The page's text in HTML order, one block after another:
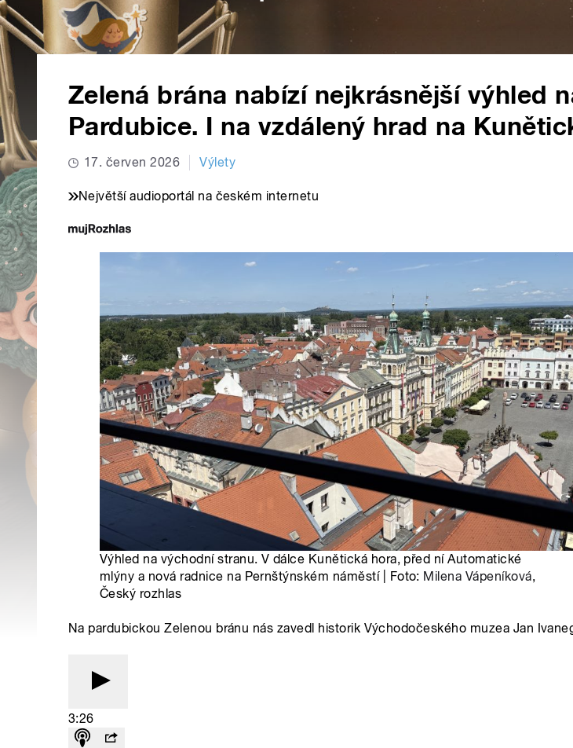
Zelená brána nabízí nejkrásnější výhled
Pardubice. I na vzdálený hrad na
17. červen 2026 Výlety
Největší audioportál na českém internetu
Výhled na východní stranu. V dálce Kunětická hora, před ní Automatické
mlýny a nová radnice na Pernštýnském náměstí | Foto: Milena Vápeníková,
Český rozhlas
Na pardubickou Zelenou bránu nás zavedl historik Východočeského muzea Jan
3:26